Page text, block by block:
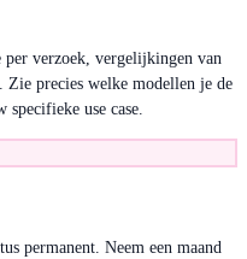
verzoek, vergelijkingen van
Zie precies welke modellen je de
use case.
permanent. Neem een maand